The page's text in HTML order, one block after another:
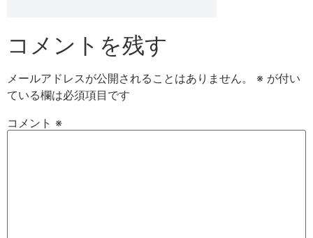
コメントを残す
メールアドレスが公開されることはありません。 ※ が付い
ている欄は必須項目です
コメント ※